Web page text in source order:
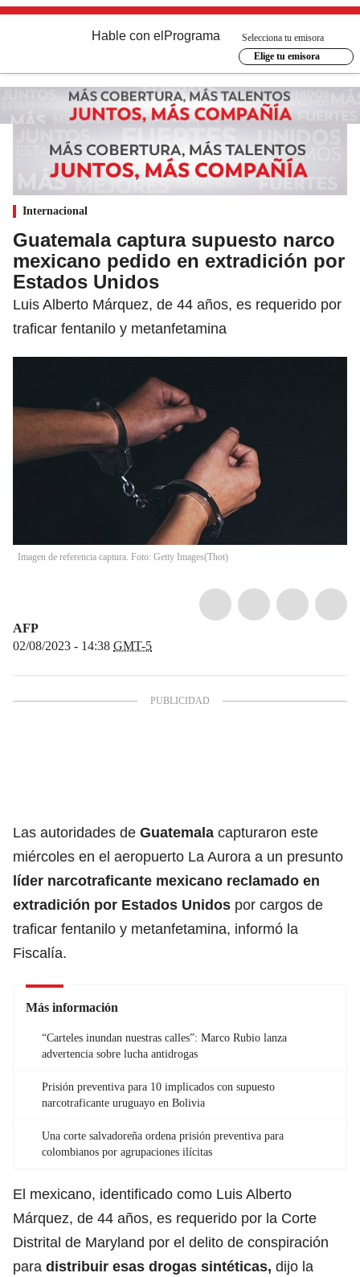
Hable con el Programa
Selecciona tu emisora
Elige tu emisora
Internacional
Guatemala captura supuesto narco
mexicano pedido en extradición por
Estados Unidos
Luis Alberto Márquez, de 44 años, es requerido por
traficar fentanilo y metanfetamina
Imagen de referencia captura. Foto: Getty Images(Thot)
AFP
02/08/2023 - 14:38 GMT-5
Las autoridades de Guatemala capturaron este
miércoles en el aeropuerto La Aurora a un presunto
líder narcotraficante mexicano reclamado en
extradición por Estados Unidos por cargos de
traficar fentanilo y metanfetamina, informó la
Fiscalía.
Más información
“Carteles inundan nuestras calles”: Marco Rubio lanza
advertencia sobre lucha antidrogas
Prisión preventiva para 10 implicados con supuesto
narcotraficante uruguayo en Bolivia
Una corte salvadoreña ordena prisión preventiva para
colombianos por agrupaciones ilícitas
El mexicano, identificado como Luis Alberto
Márquez, de 44 años, es requerido por la Corte
Distrital de Maryland por el delito de conspiración
para distribuir esas drogas sintéticas, dijo la